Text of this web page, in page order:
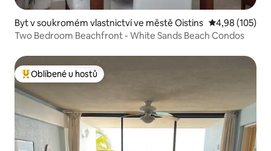
Byt v soukromém vlastnictví ve městě Oistins Průměrné
4,98 (105)
Two Bedroom Beachfront - White Sands Beach Condos
Nejlepší v kategorii Oblíbené u hostů
Oblíbené u hostů